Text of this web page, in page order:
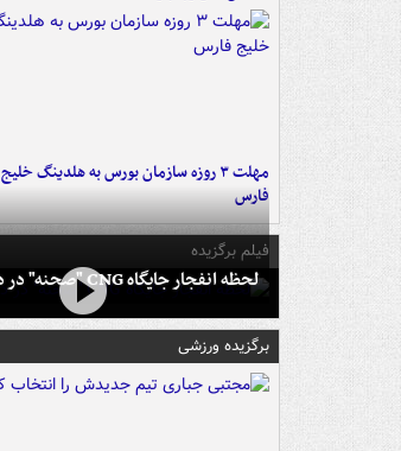
مهلت ۳ روزه سازمان بورس به هلدینگ خلیج
فارس
فیلم برگزیده
لحظه انفجار جایگاه CNG "صحنه" در دوربین مداربسته
برگزیده ورزشی